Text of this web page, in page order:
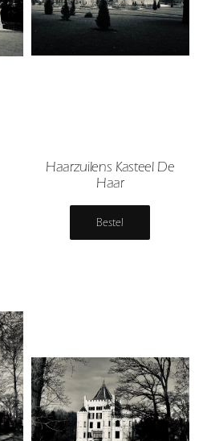
Haarzuilens Kasteel De
Haar
Bestel